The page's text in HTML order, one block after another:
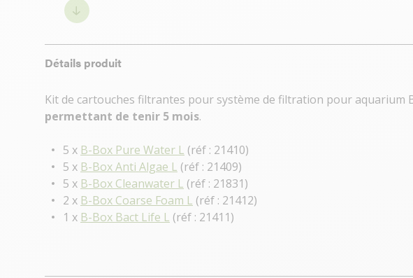
Détails produit
Kit de cartouches filtrantes pour système de filtration pour aquarium
permettant de tenir 5 mois.
5 x B-Box Pure Water L (réf : 21410)
5 x B-Box Anti Algae L (réf : 21409)
5 x B-Box Cleanwater L (réf : 21831)
2 x B-Box Coarse Foam L (réf : 21412)
1 x B-Box Bact Life L (réf : 21411)